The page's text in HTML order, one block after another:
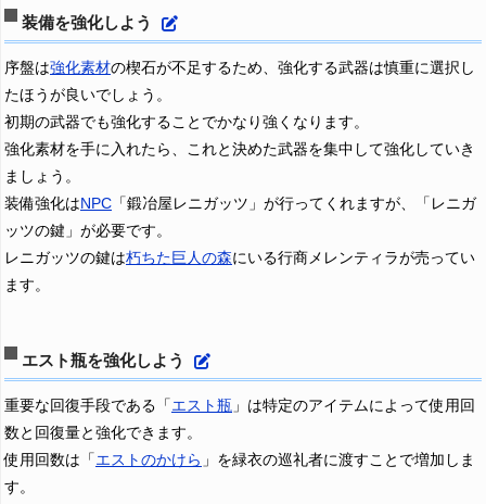
装備を強化しよう
序盤は強化素材の楔石が不足するため、強化する武器は慎重に選択し
たほうが良いでしょう。
初期の武器でも強化することでかなり強くなります。
強化素材を手に入れたら、これと決めた武器を集中して強化していき
ましょう。
装備強化はNPC 「鍛冶屋レニガッツ」が行ってくれますが、「レニガ
ッツの鍵」が必要です。
レニガッツの鍵は朽ちた巨人の森にいる行商メレンティラが売ってい
ます。
エスト瓶を強化しよう
重要な回復手段である「エスト瓶 」は特定のアイテムによって使用回
数と回復量と強化できます。
使用回数は「エストのかけら 」を緑衣の巡礼者に渡すことで増加しま
す。